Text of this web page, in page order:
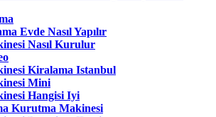
Evde Nasıl Yapılır
Nasıl Kurulur
Kiralama Istanbul
Mini
Hangisi Iyi
Kurutma Makinesi